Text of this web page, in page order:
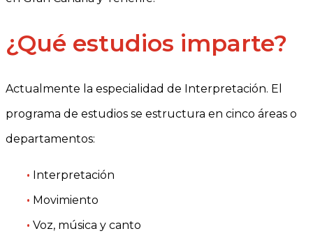
¿Qué estudios imparte?
Actualmente la especialidad de Interpretación. El
programa de estudios se estructura en cinco áreas o
departamentos:
• Interpretación
• Movimiento
• Voz, música y canto